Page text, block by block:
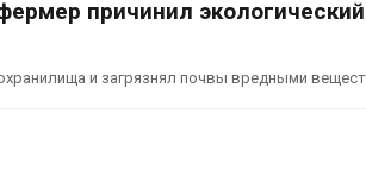
причинил
и загрязнял почвы вредными